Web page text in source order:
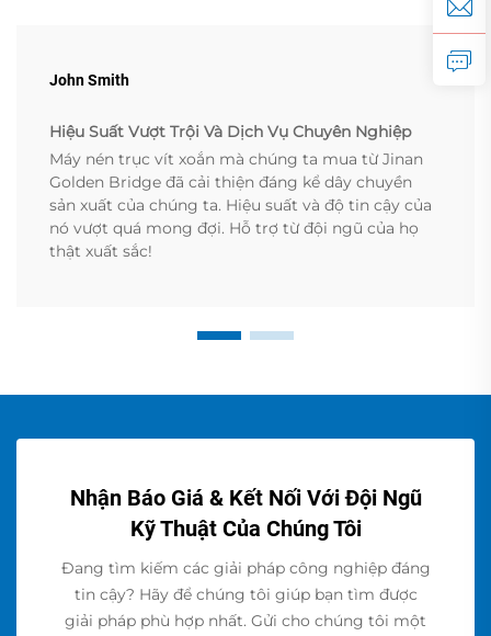
John Smith
Hiệu Suất Vượt Trội Và Dịch Vụ Chuyên Nghiệp
Máy nén trục vít xoắn mà chúng ta mua từ Jinan
Golden Bridge đã cải thiện đáng kể dây chuyền
sản xuất của chúng ta. Hiệu suất và độ tin cậy của
nó vượt quá mong đợi. Hỗ trợ từ đội ngũ của họ
thật xuất sắc!
Nhận Báo Giá & Kết Nối Với Đội Ngũ
Kỹ Thuật Của Chúng Tôi
Đang tìm kiếm các giải pháp công nghiệp đáng
tin cậy? Hãy để chúng tôi giúp bạn tìm được
giải pháp phù hợp nhất. Gửi cho chúng tôi một